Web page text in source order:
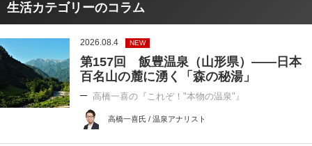
生活カテゴリーのコラム
2026.08.4 NEW
第157回 飯豊温泉（山形県）――日本
百名山の麓に湧く「森の秘湯」
高橋一喜の『これぞ！"本物の温泉"』
高橋一喜氏 / 温泉アナリスト